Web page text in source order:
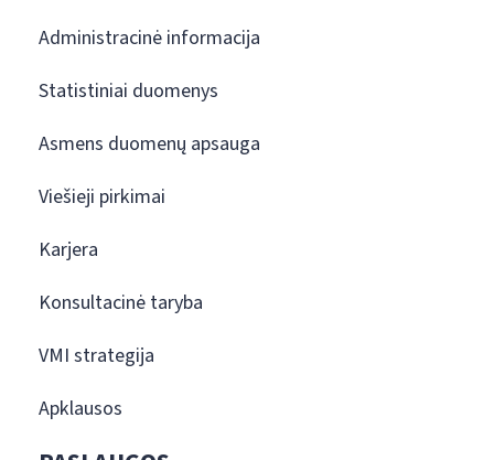
Administracinė informacija
Statistiniai duomenys
Asmens duomenų apsauga
Viešieji pirkimai
Karjera
Konsultacinė taryba
VMI strategija
Apklausos